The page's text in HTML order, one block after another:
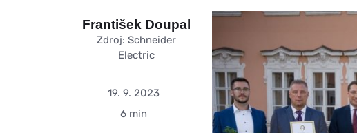
František Doupal
Zdroj: Schneider
Electric
19. 9. 2023
6 min